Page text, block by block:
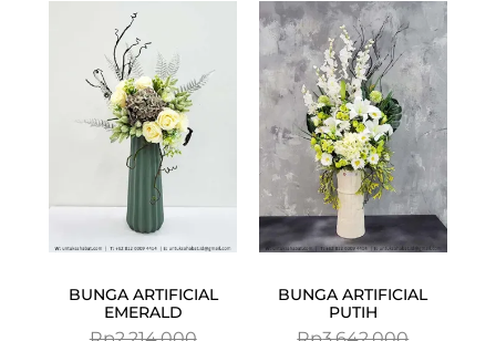
BUNGA ARTIFICIAL
EMERALD
Rp2.214.000.
Rp1.973.000.
BUNGA ARTIFICIAL
PUTIH
Original
price
was:
Current
price
is:
Rp3.371.000.